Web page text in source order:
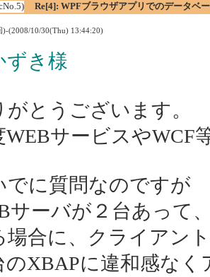
Re[4]: WPFブラウザアプリでのデータベ
)-(2008/10/30(Thu) 13:44:20)
ずき様
がとうございます。
WEBサービスやWCF
でに質問なのですが
サーバが２台あって
場合に、クライアン
のXBAPに違和感な